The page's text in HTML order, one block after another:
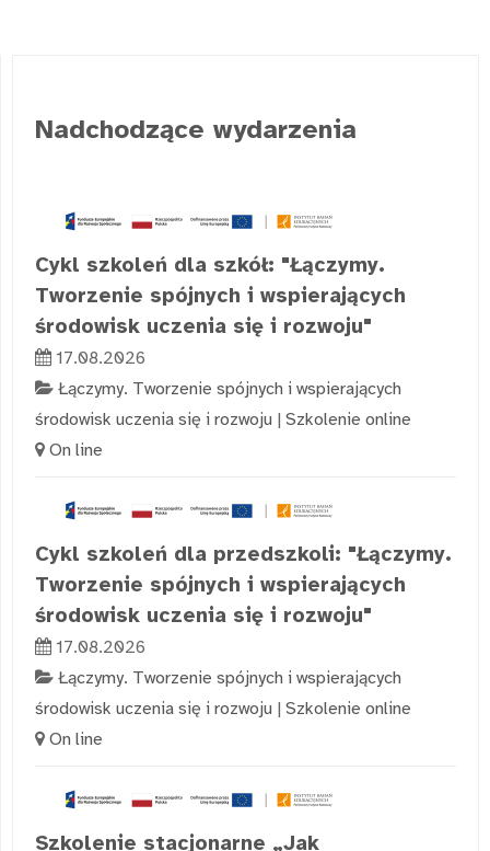
Nadchodzące wydarzenia
Cykl szkoleń dla szkół: "Łączymy.
Tworzenie spójnych i wspierających
środowisk uczenia się i rozwoju"
17.08.2026
Łączymy. Tworzenie spójnych i wspierających
środowisk uczenia się i rozwoju | Szkolenie online
On line
Cykl szkoleń dla przedszkoli: "Łączymy.
Tworzenie spójnych i wspierających
środowisk uczenia się i rozwoju"
17.08.2026
Łączymy. Tworzenie spójnych i wspierających
środowisk uczenia się i rozwoju | Szkolenie online
On line
Szkolenie stacjonarne „Jak